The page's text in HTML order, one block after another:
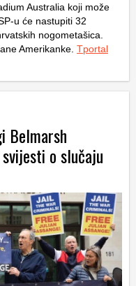
Australia koji može
u će nastupiti 32
nogometašica.
Amerikanke. Tportal
Belmarsh
o slučaju